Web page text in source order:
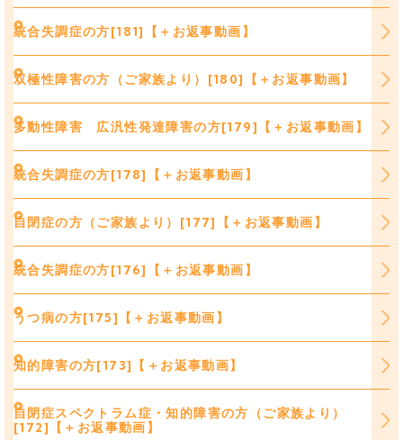
統合失調症の方[181]【＋お返事動画】
双極性障害の方（ご家族より）[180]【＋お返事動画】
多動性障害 広汎性発達障害の方[179]【＋お返事動画】
統合失調症の方[178]【＋お返事動画】
自閉症の方（ご家族より）[177]【＋お返事動画】
統合失調症の方[176]【＋お返事動画】
うつ病の方[175]【＋お返事動画】
知的障害の方[173]【＋お返事動画】
自閉症スペクトラム症・知的障害の方（ご家族より）
[172]【＋お返事動画】